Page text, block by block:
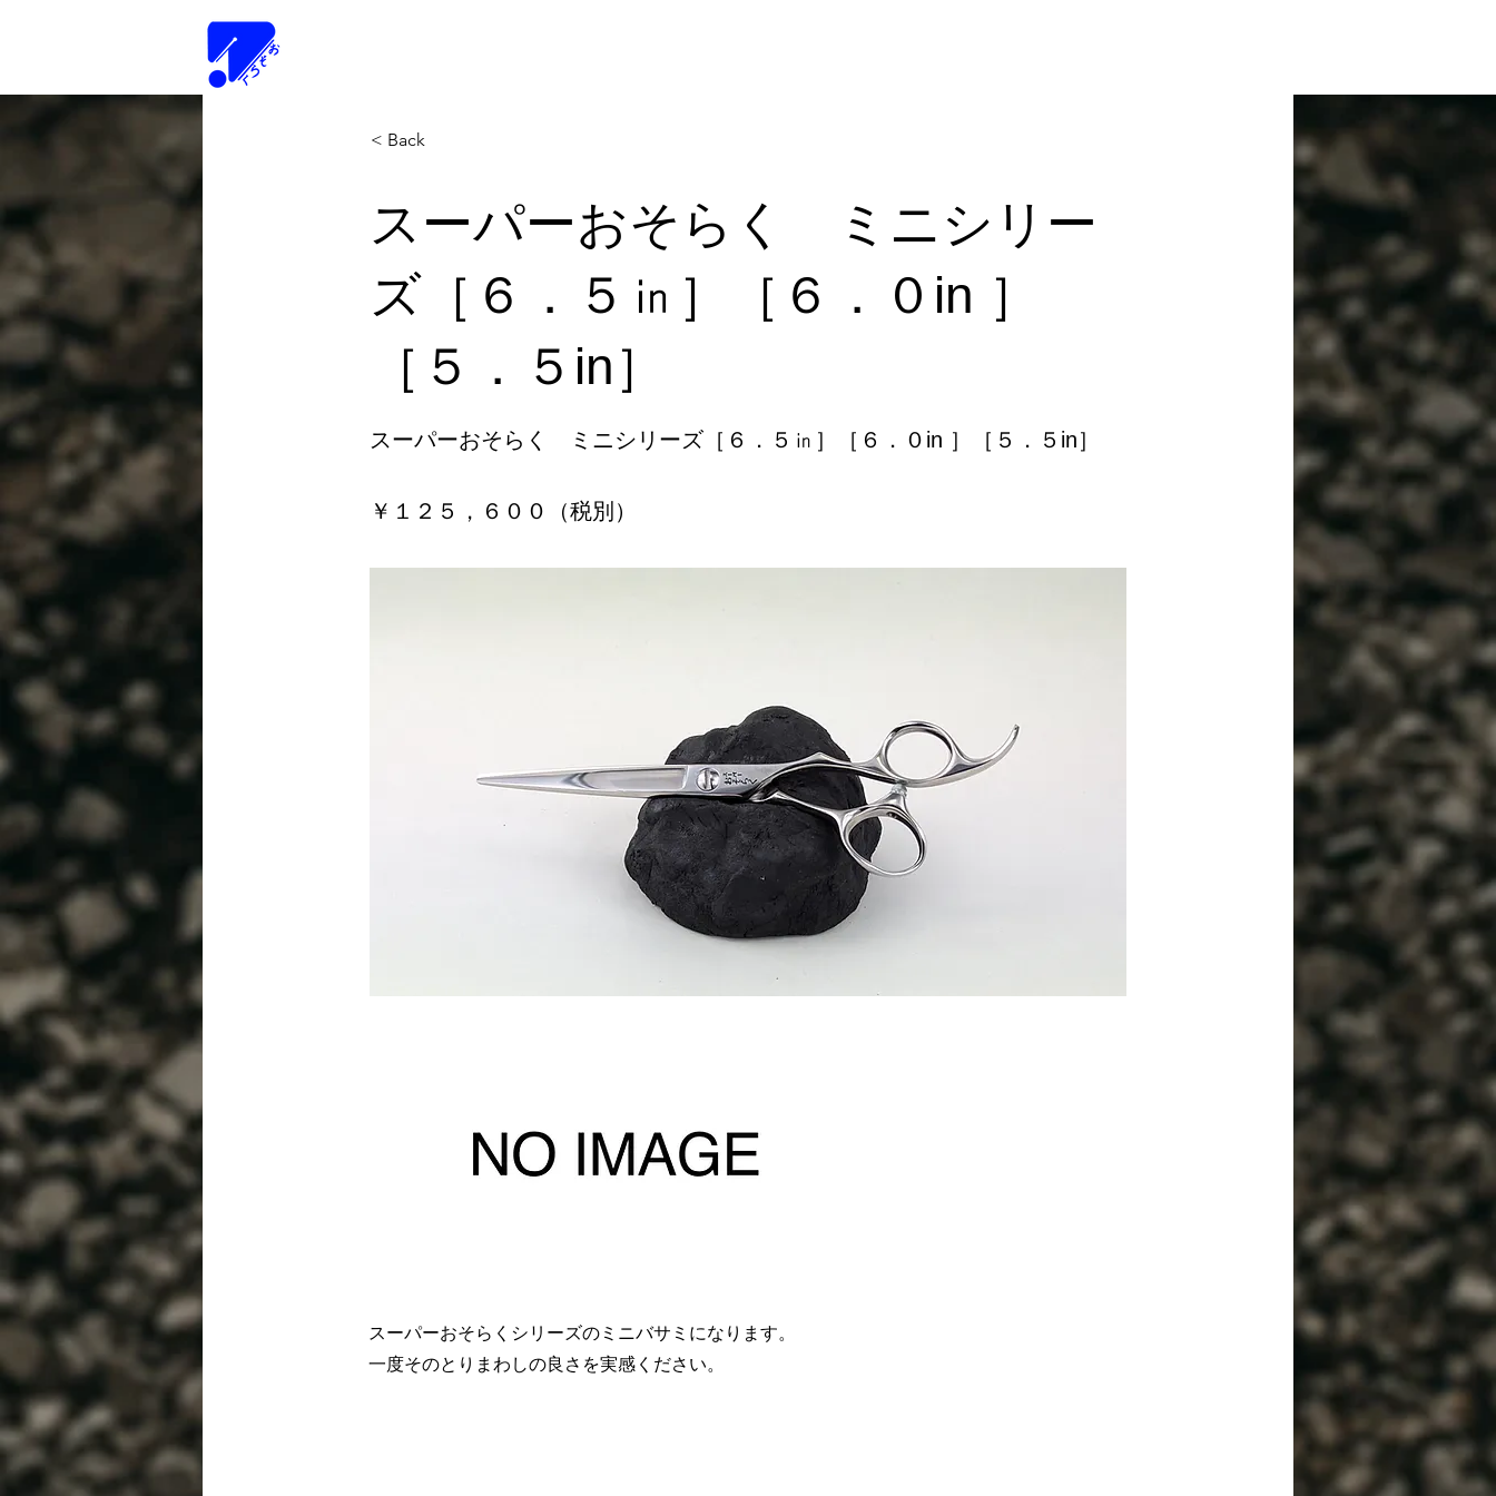
< Back
スーパーおそらく ミニシリー
ズ［６．５㏌］［６．０in ］
［５．５in］
スーパーおそらく ミニシリーズ［６．５㏌］［６．０in ］［５．５in］
￥１２５，６００（税別）
スーパーおそらくシリーズのミニバサミになります。
一度そのとりまわしの良さを実感ください。